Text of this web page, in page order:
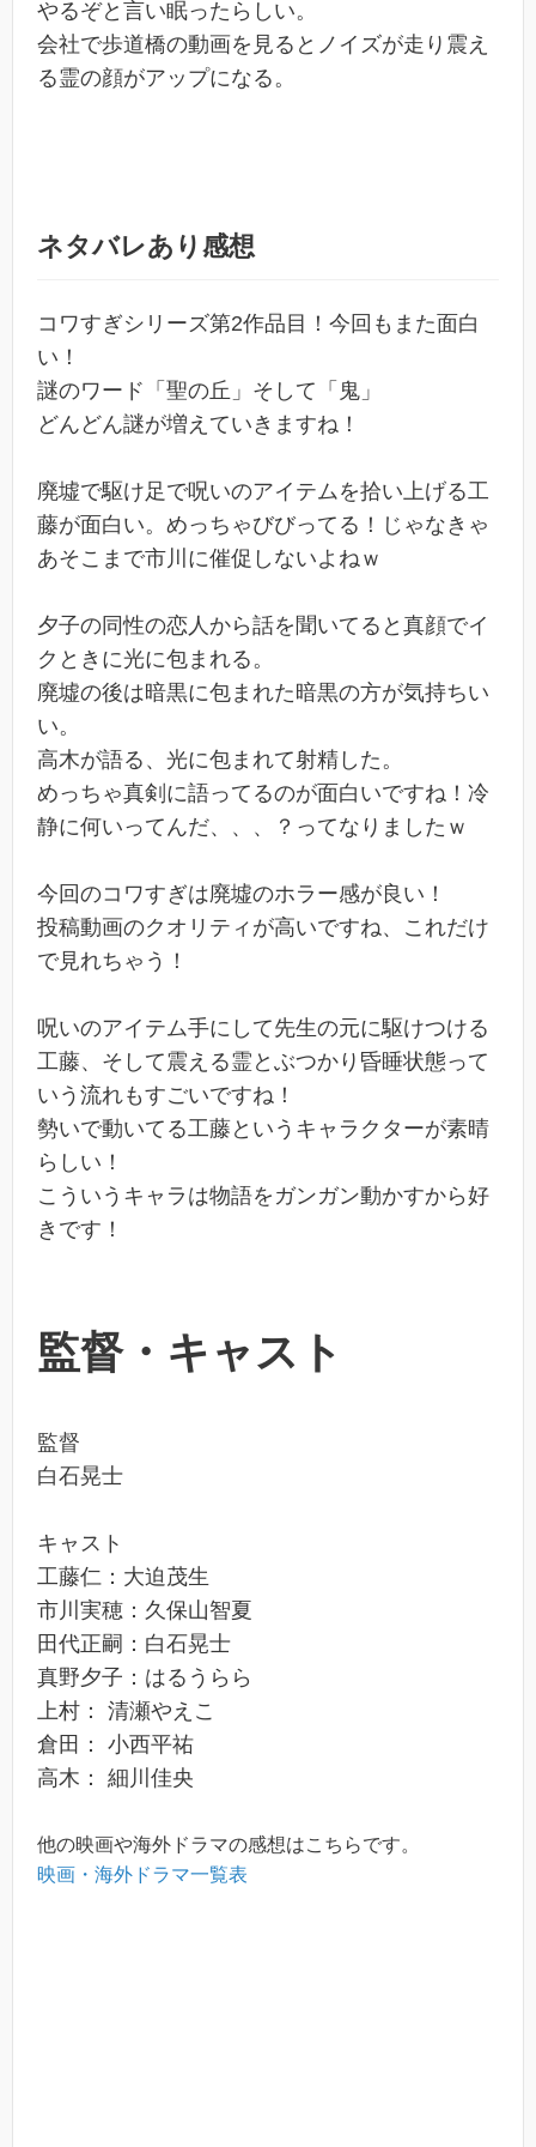
やるぞと言い眠ったらしい。
会社で歩道橋の動画を見るとノイズが走り震え
る霊の顔がアップになる。
ネタバレあり感想
コワすぎシリーズ第2作品目！今回もまた面白
い！
謎のワード「聖の丘」そして「鬼」
どんどん謎が増えていきますね！
廃墟で駆け足で呪いのアイテムを拾い上げる工
藤が面白い。めっちゃびびってる！じゃなきゃ
あそこまで市川に催促しないよねｗ
夕子の同性の恋人から話を聞いてると真顔でイ
クときに光に包まれる。
廃墟の後は暗黒に包まれた暗黒の方が気持ちい
い。
高木が語る、光に包まれて射精した。
めっちゃ真剣に語ってるのが面白いですね！冷
静に何いってんだ、、、？ってなりましたｗ
今回のコワすぎは廃墟のホラー感が良い！
投稿動画のクオリティが高いですね、これだけ
で見れちゃう！
呪いのアイテム手にして先生の元に駆けつける
工藤、そして震える霊とぶつかり昏睡状態って
いう流れもすごいですね！
勢いで動いてる工藤というキャラクターが素晴
らしい！
こういうキャラは物語をガンガン動かすから好
きです！
監督・キャスト
監督
白石晃士
キャスト
工藤仁：大迫茂生
市川実穂：久保山智夏
田代正嗣：白石晃士
真野夕子：はるうらら
上村： 清瀬やえこ
倉田： 小西平祐
高木： 細川佳央
他の映画や海外ドラマの感想はこちらです。
映画・海外ドラマ一覧表